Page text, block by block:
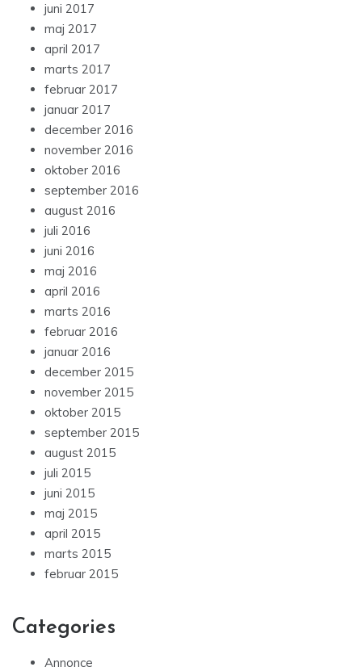
juni 2017
maj 2017
april 2017
marts 2017
februar 2017
januar 2017
december 2016
november 2016
oktober 2016
september 2016
august 2016
juli 2016
juni 2016
maj 2016
april 2016
marts 2016
februar 2016
januar 2016
december 2015
november 2015
oktober 2015
september 2015
august 2015
juli 2015
juni 2015
maj 2015
april 2015
marts 2015
februar 2015
Categories
Annonce